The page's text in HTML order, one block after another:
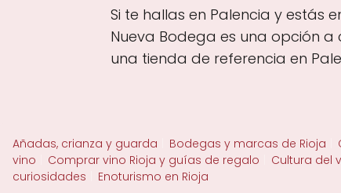
Si te hallas en Palencia y estás
Nueva Bodega es una opción
una tienda de referencia en
Añadas, crianza y guarda Bodegas y marcas de Rioja
vino
Comprar vino Rioja y guías de regalo
Cultura del
curiosidades
Enoturismo en Rioja